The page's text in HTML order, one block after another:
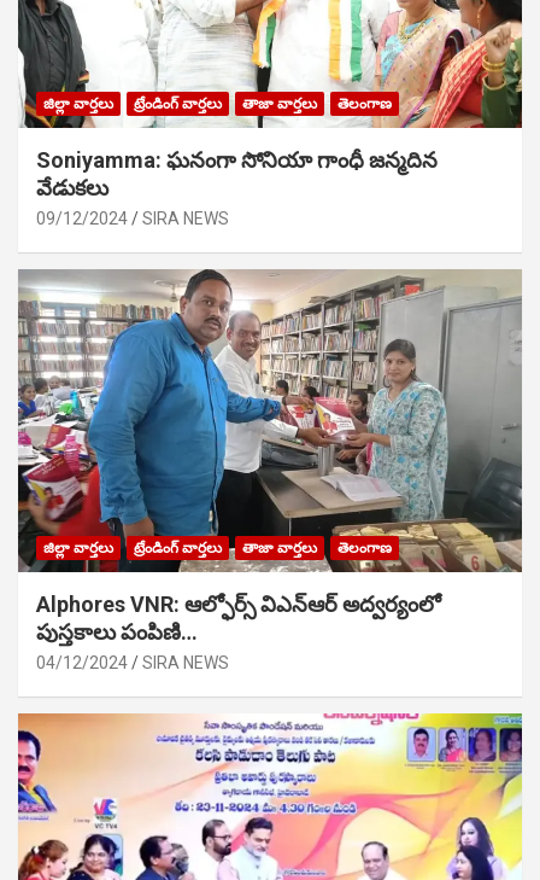
జిల్లా వార్తలు ట్రేండింగ్ వార్తలు తాజా వార్తలు తెలంగాణ
Soniyamma: ఘ‌నంగా సోనియా గాంధీ జ‌న్మ‌దిన
వేడుక‌లు
09/12/2024 SIRA NEWS
జిల్లా వార్తలు ట్రేండింగ్ వార్తలు తాజా వార్తలు తెలంగాణ
Alphores VNR: ఆల్ఫోర్స్ విఎన్ఆర్ అద్వర్యంలో
పుస్తకాలు పంపిణి…
04/12/2024 SIRA NEWS